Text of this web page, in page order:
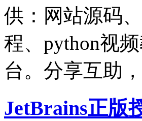
供：网站源码
程、python视
台。分享互助
JetBrains正版